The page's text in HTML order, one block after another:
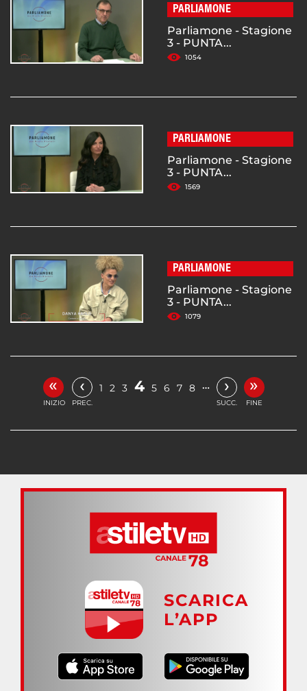
PARLIAMONE
Parliamone - Stagione
3 - PUNTA...
1054
PARLIAMONE
Parliamone - Stagione
3 - PUNTA...
1569
PARLIAMONE
Parliamone - Stagione
3 - PUNTA...
1079
«
INIZIO
‹
PREC.
1 2 3 4 5 6 7 8 … ›
SUCC.
»
FINE
SCARICA
L’APP